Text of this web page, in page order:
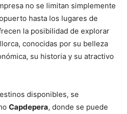
no se limitan simplemente
hasta los lugares de
la posibilidad de explorar
conocidas por su belleza
su historia y su atractivo
disponibles, se
Capdepera, donde se puede